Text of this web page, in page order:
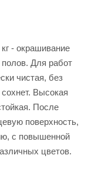
- окрашивание
Для работ
чистая, без
сохнет. Высокая
После
поверхность,
с повышенной
цветов.